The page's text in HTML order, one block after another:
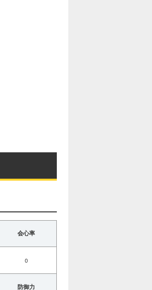
会心率
0
防御力